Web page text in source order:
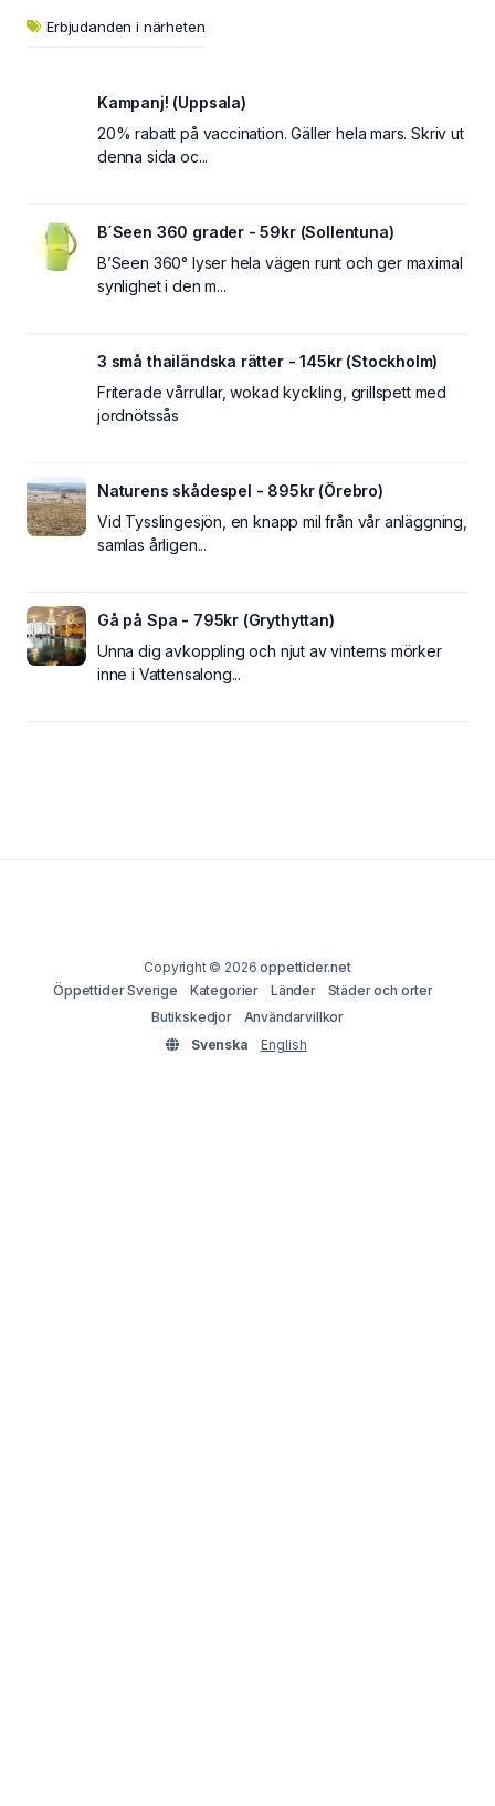
Erbjudanden i närheten
Kampanj! (Uppsala)
20% rabatt på vaccination. Gäller hela mars. Skriv ut
denna sida oc...
B´Seen 360 grader - 59kr (Sollentuna)
B’Seen 360° lyser hela vägen runt och ger maximal
synlighet i den m...
3 små thailändska rätter - 145kr (Stockholm)
Friterade vårrullar, wokad kyckling, grillspett med
jordnötssås
Naturens skådespel - 895kr (Örebro)
Vid Tysslingesjön, en knapp mil från vår anläggning,
samlas årligen...
Gå på Spa - 795kr (Grythyttan)
Unna dig avkoppling och njut av vinterns mörker
inne i Vattensalong...
Copyright © 2026oppettider.net
Öppettider Sverige
Kategorier Länder
Städer och orter
Butikskedjor
Användarvillkor
Svenska
English